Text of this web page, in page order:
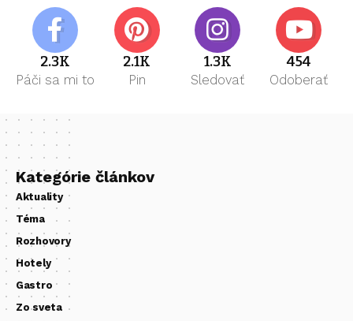
2.3K
Páči sa mi to
2.1K
Pin
1.3K
Sledovať
454
Odoberať
Kategórie článkov
Aktuality
Téma
Rozhovory
Hotely
Gastro
Zo sveta